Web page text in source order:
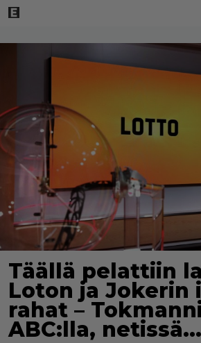
Täällä pelattiin
Loton ja Jokerin
rahat –
ABC:lla, netissä…